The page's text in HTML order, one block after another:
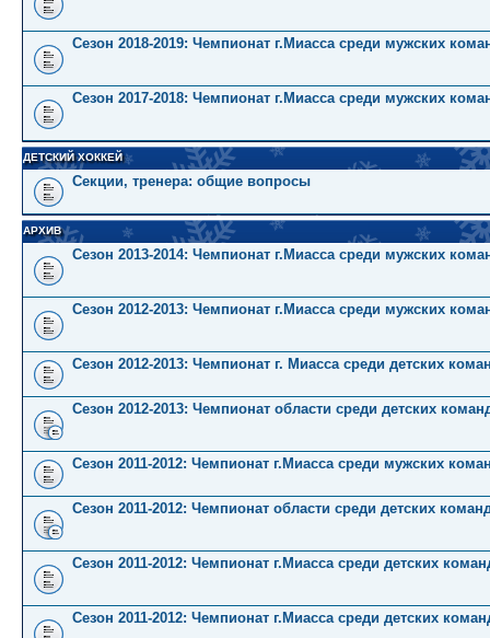
Сезон 2018-2019: Чемпионат г.Миасса среди мужских
Сезон 2017-2018: Чемпионат г.Миасса среди мужских
ДЕТСКИЙ ХОККЕЙ
Секции, тренера: общие вопросы
АРХИВ
Сезон 2013-2014: Чемпионат г.Миасса среди мужских
Сезон 2012-2013: Чемпионат г.Миасса среди мужских
Сезон 2012-2013: Чемпионат г. Миасса среди детских
Сезон 2012-2013: Чемпионат области среди детских
Сезон 2011-2012: Чемпионат г.Миасса среди мужских
Сезон 2011-2012: Чемпионат области среди детских
Сезон 2011-2012: Чемпионат г.Миасса среди детских
Сезон 2011-2012: Чемпионат г.Миасса среди детских